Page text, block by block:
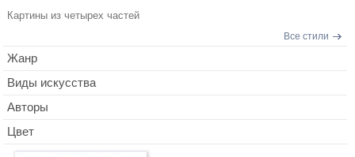
Картины из четырех частей
Все стили
Жанр
Виды искусства
Авторы
Цвет